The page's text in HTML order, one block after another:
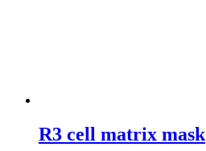
R3 cell matrix mask